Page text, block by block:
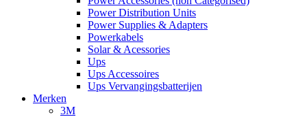
Power Distribution Units
Power Supplies & Adapters
Powerkabels
Solar & Acessories
Ups
Ups Accessoires
Ups Vervangingsbatterijen
Merken
3M